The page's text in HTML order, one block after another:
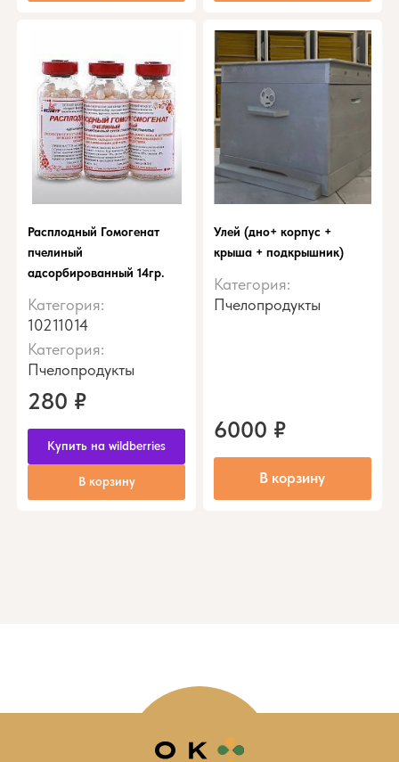
Расплодный Гомогенат
пчелиный
адсорбированный 14гр.
Категория:
10211014
Категория:
Пчелопродукты
280 ₽
Купить на wildberries
В корзину
Улей (дно+ корпус +
крыша + подкрышник)
Категория:
Пчелопродукты
6000 ₽
В корзину